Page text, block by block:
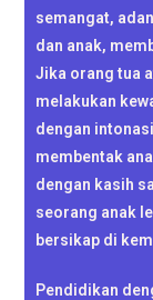
semangat,
dan anak,
Jika orang tua
melakukan
dengan
membentak
dengan kasih
seorang anak
bersikap di
Pendidikan